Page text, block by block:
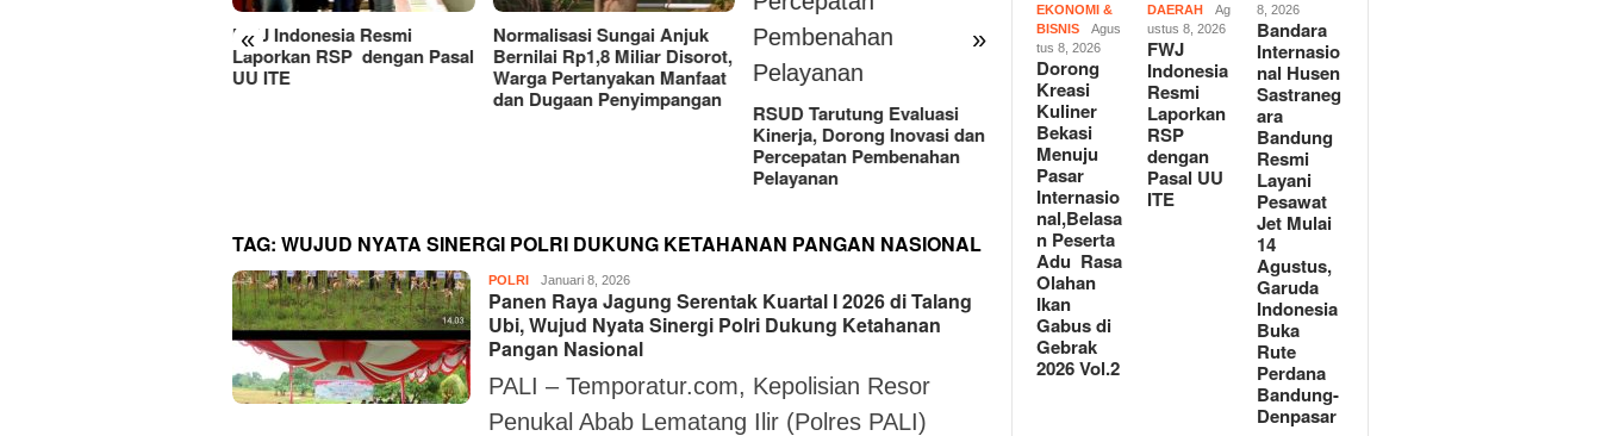
« »
Normalisasi Sungai Anjuk
Bernilai Rp1,8 Miliar Disorot,
Warga Pertanyakan Manfaat
RSUD Tarutung Evaluasi
Dorong Kreasi Kuliner
Internasional,Belasan
Ikan Gabus di Gebrak 2026
Vol.2
FWJ Indonesia Resmi
Laporkan RSP dengan Pasal
UU ITE
Normalisasi Sungai Anjuk
Bernilai Rp1,8 Miliar Disorot,
Warga Pertanyakan Manfaat
dan Dugaan Penyimpangan
TAG: WUJUD NYATA SINERGI POLRI DUKUNG KETAHANAN PANGAN NASIONAL
POLRI Suryo
Sudharmo
Januari 8, 2026
Panen Raya Jagung Serentak Kuartal I 2026 di Talang
Ubi, Wujud Nyata Sinergi Polri Dukung Ketahanan
Pangan Nasional
PALI – Temporatur.com, Kepolisian Resor
Penukal Abab Lematang Ilir (Polres PALI)
EKONOMI &
BISNIS
Agus
tus 8, 2026
Dorong
Kreasi
Kuliner
Bekasi
Menuju
Pasar
Internasio
nal,Belasa
n Peserta
Adu Rasa
Olahan
Ikan
Gabus di
Gebrak
2026 Vol.2
DAERAH
Ag
ustus 8, 2026
FWJ
Indonesia
Resmi
Laporkan
RSP
dengan
Pasal UU
ITE
8, 2026
Bandara
Internasio
nal Husen
Sastraneg
ara
Bandung
Resmi
Layani
Pesawat
Jet Mulai
14
Agustus,
Garuda
Indonesia
Buka
Rute
Perdana
Bandung-
Denpasar